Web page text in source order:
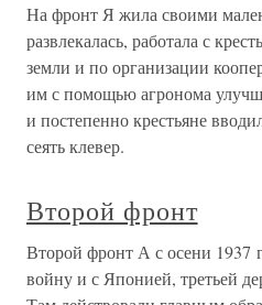
На фронт Я жила своими
развлекалась, работала с
земли и по организации
им с помощью агронома
и постепенно крестьяне
сеять клевер.
Второй фронт
Второй фронт А с осени 1937
войну и с Японией, третьей